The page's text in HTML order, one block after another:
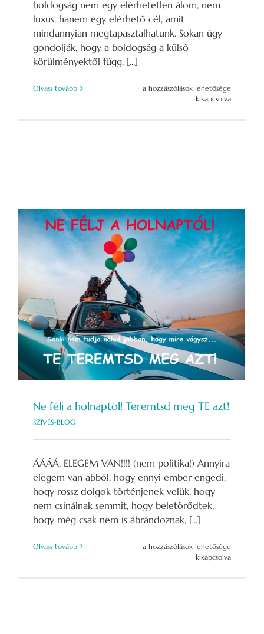
boldogság nem egy elérhetetlen álom, nem
luxus, hanem egy elérhető cél, amit
mindannyian megtapasztalhatunk. Sokan úgy
gondolják, hogy a boldogság a külső
körülményektől függ, [...]
Olvass tovább
Boldogság:
a hozzászólások lehetősége
kikapcsolva
Ne félj a holnaptól! Teremtsd meg TE azt!
SZÍVES-BLOG
ÁÁÁÁ, ELEGEM VAN!!!! (nem politika!) Annyira
elegem van abból, hogy ennyi ember engedi,
hogy rossz dolgok történjenek velük, hogy
nem csinálnak semmit, hogy beletörődtek,
hogy még csak nem is ábrándoznak, [...]
Olvass tovább
Ne
a hozzászólások lehetősége
kikapcsolva